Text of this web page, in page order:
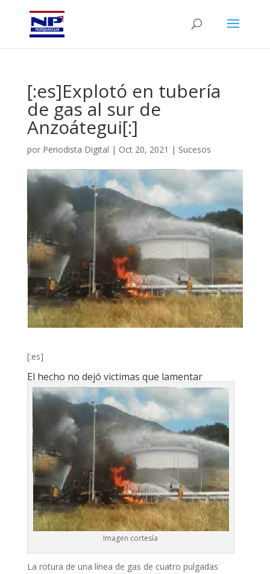
[:es]Explotó en tubería
de gas al sur de
Anzoátegui[:]
por Periodista Digital | Oct 20, 2021 | Sucesos
[:es]
El hecho no dejó victimas que lamentar
Imagen cortesía
La rotura de una línea de gas de cuatro pulgadas